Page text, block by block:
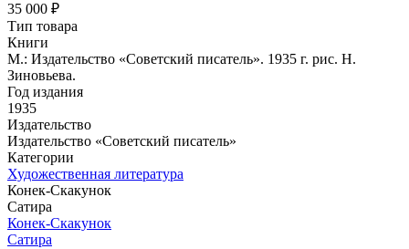
35 000 ₽
Тип товара
Книги
М.: Издательство «Советский писатель». 1935 г. рис. Н.
Зиновьева.
Год издания
1935
Издательство
Издательство «Советский писатель»
Категории
Художественная литература
Конек-Скакунок
Сатира
Конек-Скакунок
Сатира